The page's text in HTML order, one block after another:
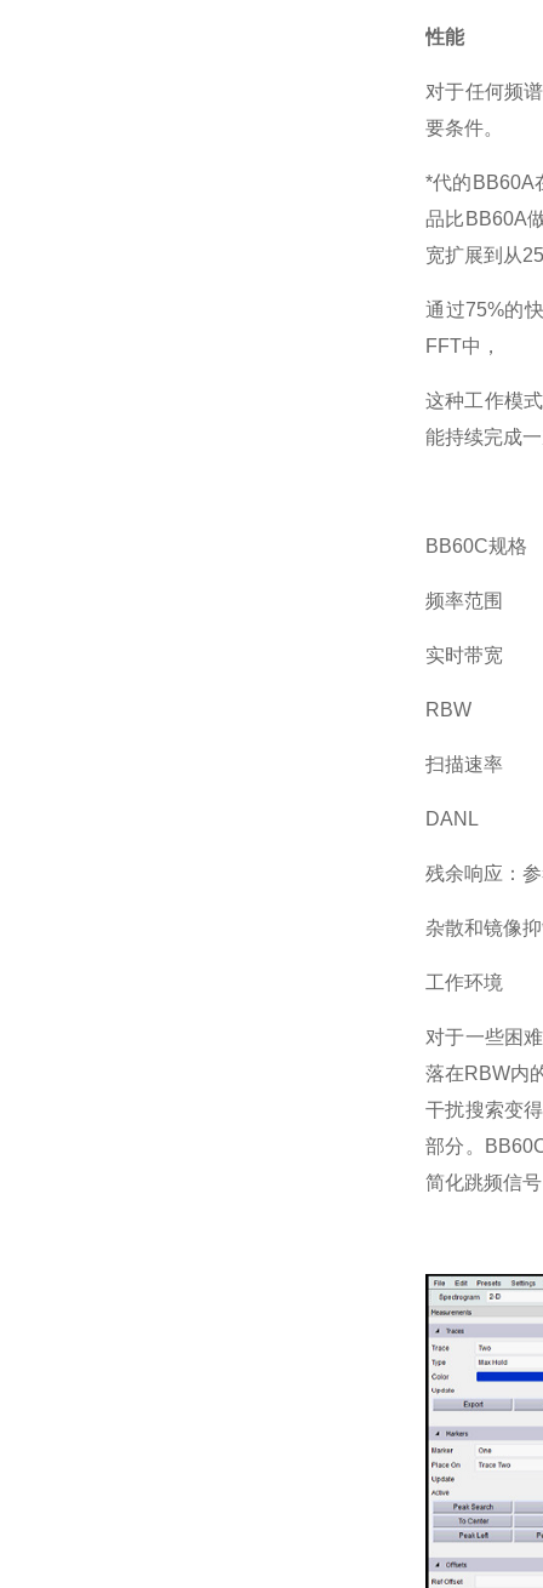
性能
对于任何频
要条件。
*代的BB60A
品比BB60A
宽扩展到从
通过75%的
FFT中，
这种工作模
能持续完成
BB60C规格
频率范围
实时带宽
RBW
扫描速率
DANL
残余响应：
杂散和镜像
工作环境
对于一些困
落在RBW内
干扰搜索变
部分。
简化跳频信